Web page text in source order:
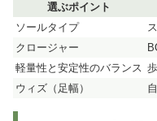
選ぶポイント
ソールタイプ
クロージャー
軽量性と安定性のバランス
ウィズ（足幅）